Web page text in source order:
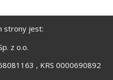
strony jest:
z o.o.
, KRS 0000690892